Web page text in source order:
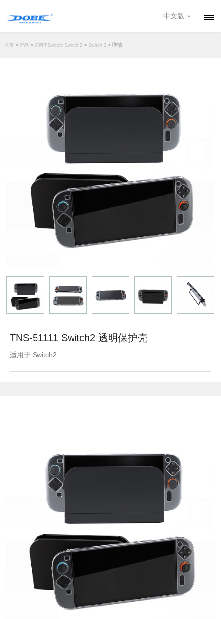
联系我们
下载专区
中文版
首页 > 产品 > 适用于Switch/ Switch 2 > Switch 2 > 详情
TNS-51111 Switch2 透明保护壳
适用于 Switch2